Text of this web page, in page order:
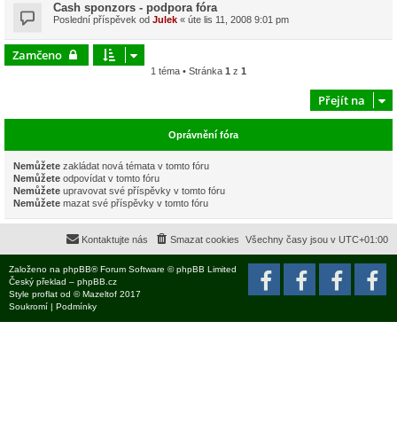
Cash sponzors - podpora fóra
Poslední příspěvek od Julek « úte lis 11, 2008 9:01 pm
Zamčeno
1 téma • Stránka 1 z 1
Přejít na
Oprávnění fóra
Nemůžete zakládat nová témata v tomto fóru
Nemůžete odpovídat v tomto fóru
Nemůžete upravovat své příspěvky v tomto fóru
Nemůžete mazat své příspěvky v tomto fóru
Všechny časy jsou v UTC+01:00
Smazat cookies
Kontaktujte nás
Založeno na phpBB® Forum Software © phpBB Limited
Český překlad – phpBB.cz
Style proflat od ©Mazeltof 2017
Soukromí | Podmínky